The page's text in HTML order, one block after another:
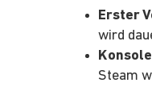
Erster
wird
Steam